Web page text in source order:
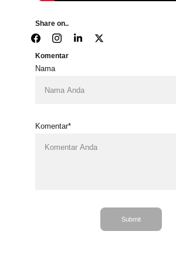
Share on..
Komentar
Nama
Komentar*
Submit